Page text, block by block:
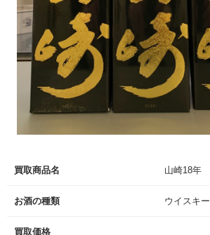
買取商品名 山崎18年
お酒の種類 ウイスキー
買取価格